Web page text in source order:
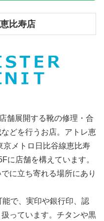
比寿店
舗展開する靴の修理・合
どを行うお店。アトレ恵
京メトロ日比谷線恵比寿
に店舗を構えています。
に立ち寄れる場所にあり
で、実印や銀行印、認
っています。チタンや黒